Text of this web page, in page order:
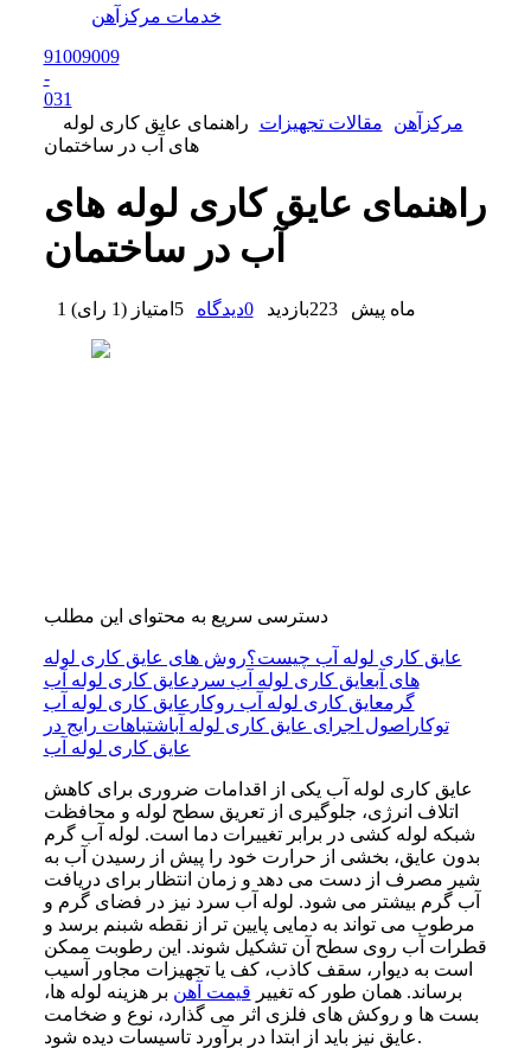
خدمات مرکزآهن
91009009
-
031
مرکزآهن
مقالات تجهیزات
راهنمای عایق کاری لوله
های آب در ساختمان
راهنمای عایق کاری لوله های
آب در ساختمان
1 ماه پیش 223بازدید 0دیدگاه 5 امتیاز (1 رای )
دسترسی سریع به محتوای این مطلب
عایق کاری لوله آب چیست؟روش های عایق کاری لوله
های آبعایق کاری لوله آب سردعایق کاری لوله آب
گرمعایق کاری لوله آب روکار عایق کاری لوله آب
توکار اصول اجرای عایق کاری لوله آباشتباهات رایج در
عایق کاری لوله آب
عایق کاری لوله آب یکی از اقدامات ضروری برای کاهش
اتلاف انرژی، جلوگیری از تعریق سطح لوله و محافظت
شبکه لوله کشی در برابر تغییرات دما است. لوله آب گرم
بدون عایق، بخشی از حرارت خود را پیش از رسیدن آب به
شیر مصرف از دست می دهد و زمان انتظار برای دریافت
آب گرم بیشتر می شود. لوله آب سرد نیز در فضای گرم و
مرطوب می تواند به دمایی پایین تر از نقطه شبنم برسد و
قطرات آب روی سطح آن تشکیل شوند. این رطوبت ممکن
است به دیوار، سقف کاذب، کف یا تجهیزات مجاور آسیب
برساند. همان طور که تغییر قیمت آهن بر هزینه لوله ها،
بست ها و روکش های فلزی اثر می گذارد، نوع و ضخامت
عایق نیز باید از ابتدا در برآورد تاسیسات دیده شود.